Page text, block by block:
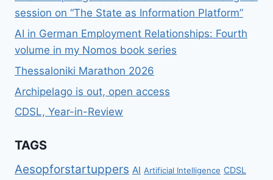
session on “The State as Information Platform”
AI in German Employment Relationships: Fourth
volume in my Nomos book series
Thessaloniki Marathon 2026
Archipelago is out, open access
CDSL, Year-in-Review
TAGS
Aesopforstartuppers AI Artificial Intelligence CDSL